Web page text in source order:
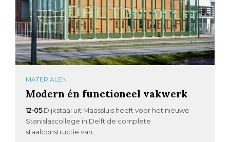
MATERIALEN
Modern én functioneel vakwerk
12-05Dijkstaal uit Maassluis heeft voor het nieuwe
Stanislascollege in Delft de complete
staalconstructie van...